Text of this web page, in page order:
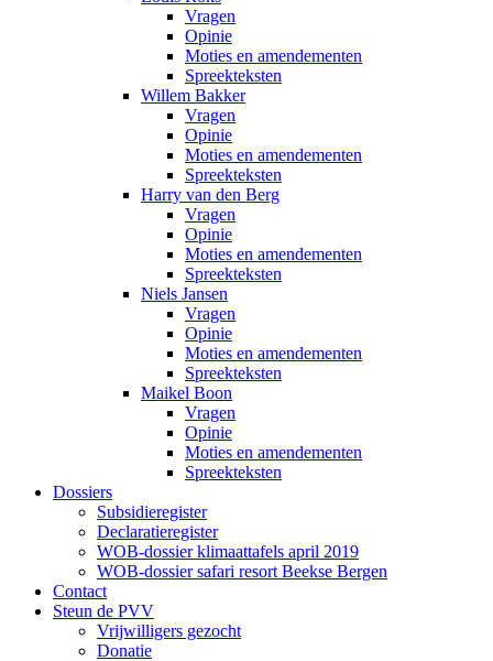
Vragen
Opinie
Moties en amendementen
Spreekteksten
Willem Bakker
Vragen
Opinie
Moties en amendementen
Spreekteksten
Harry van den Berg
Vragen
Opinie
Moties en amendementen
Spreekteksten
Niels Jansen
Vragen
Opinie
Moties en amendementen
Spreekteksten
Maikel Boon
Vragen
Opinie
Moties en amendementen
Spreekteksten
Dossiers
Subsidieregister
Declaratieregister
WOB-dossier klimaattafels april 2019
WOB-dossier safari resort Beekse Bergen
Contact
Steun de PVV
Vrijwilligers gezocht
Donatie